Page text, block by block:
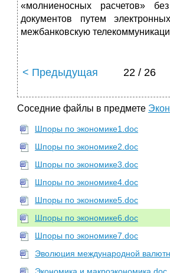
«молниеносных расчетов»
документов путем
межбанковскую
< Предыдущая 22 / 26
Соседние файлы в предмете
Шпоры по экономике1.doc
Шпоры по экономике2.doc
Шпоры по экономике3.doc
Шпоры по экономике4.doc
Шпоры по экономике5.doc
Шпоры по экономике6.doc
Шпоры по экономике7.doc
Эволюция международной